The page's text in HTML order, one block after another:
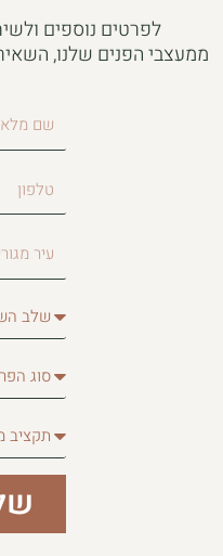
לפרטים נוספים
ממעצבי הפנים שלנו,
טלפון
שלב
השיפוץ
סוג
הפרויקט
תקציב
משוער